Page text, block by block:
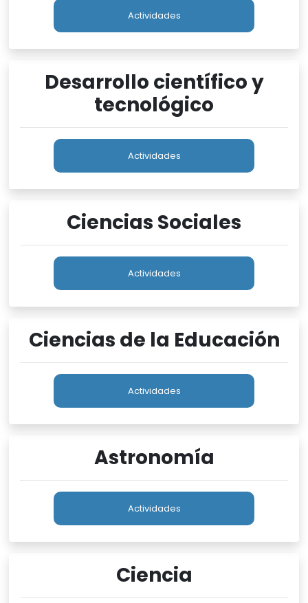
Actividades
Desarrollo científico y
tecnológico
Actividades
Ciencias Sociales
Actividades
Ciencias de la Educación
Actividades
Astronomía
Actividades
Ciencia